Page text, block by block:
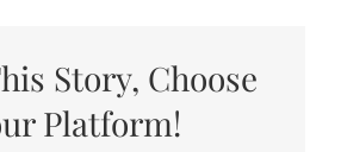
Story, Choose
Platform!